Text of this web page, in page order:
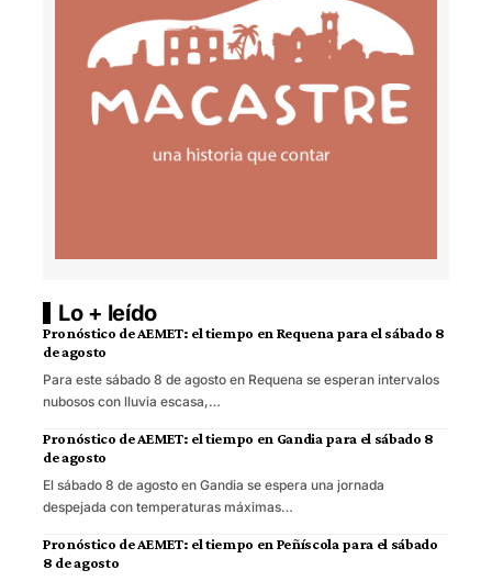
Lo + leído
Pronóstico de AEMET: el tiempo en Requena para el sábado 8
de agosto
Para este sábado 8 de agosto en Requena se esperan intervalos
nubosos con lluvia escasa,…
Pronóstico de AEMET: el tiempo en Gandia para el sábado 8
de agosto
El sábado 8 de agosto en Gandia se espera una jornada
despejada con temperaturas máximas…
Pronóstico de AEMET: el tiempo en Peñíscola para el sábado
8 de agosto